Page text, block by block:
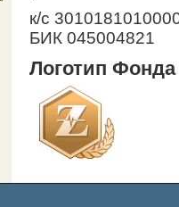
к/с
БИК 045004821
Логотип Фонда